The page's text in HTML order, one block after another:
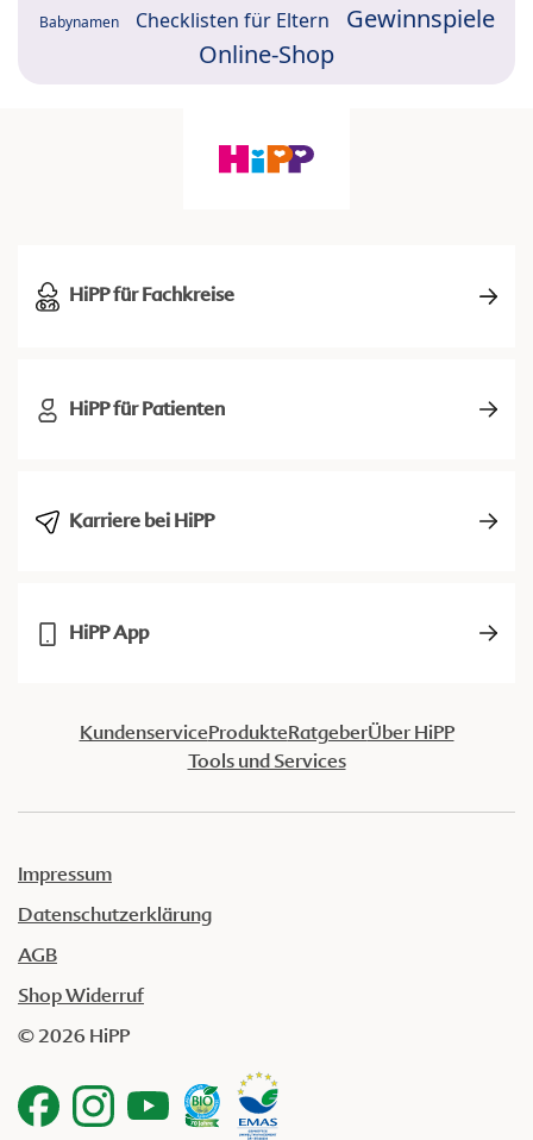
Babynamen Checklisten für Eltern
Gewinnspiele
Online-Shop
HiPP für Fachkreise
HiPP für Patienten
Karriere bei HiPP
HiPP App
KundenserviceProdukteRatgeberÜber HiPP
Tools und Services
Impressum
Datenschutzerklärung
AGB
Shop Widerruf
© 2026 HiPP